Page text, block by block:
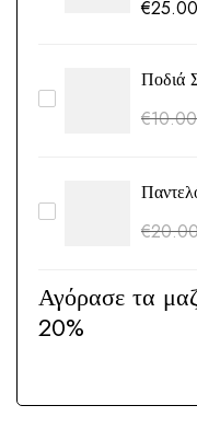
€25.00
Ποδιά
€10.00
€
Αγόρασε τα
20%